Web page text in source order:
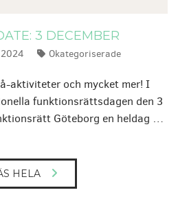
3 DECEMBER
Kategorier:
Okategoriserade
aktiviteter och mycket mer! I
funktionsrättsdagen den 3
Göteborg en heldag …
HELA